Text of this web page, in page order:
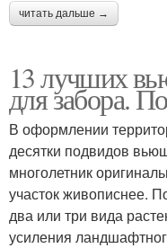
читать дальше →
13 лучших
для забора.
В оформлении
десятки подвидов
многолетник
участок живописнее.
два или три вида
усиления